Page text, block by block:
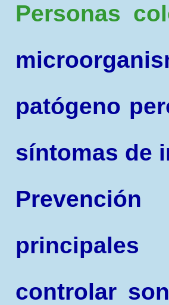
Personas
patógeno
síntomas de
controlar